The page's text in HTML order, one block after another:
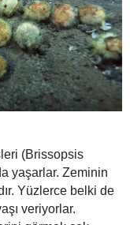
(Brissopsis
yaşarlar. Zeminin
Yüzlerce belki de
veriyorlar.